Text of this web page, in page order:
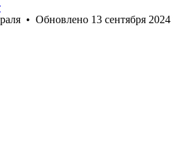
• Обновлено 13 сентября 2024